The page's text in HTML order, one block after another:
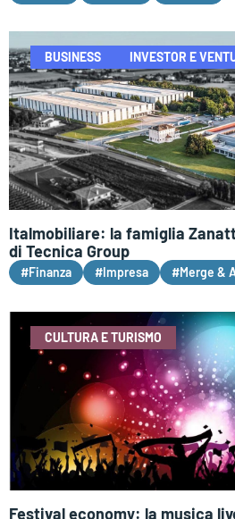
BUSINESS INVESTOR E
Italmobiliare: la famiglia
di Tecnica Group
#Finanza #Impresa #Merge &
CULTURA E TURISMO
Festival economy: la musica